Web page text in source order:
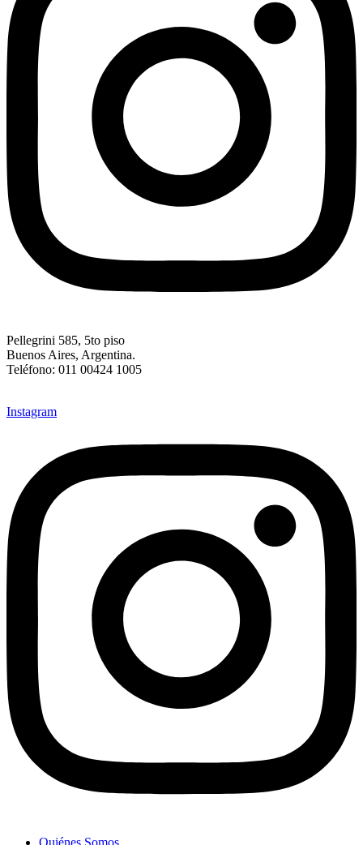
Pellegrini 585, 5to piso
Buenos Aires, Argentina.
Teléfono: 011 00424 1005
Instagram